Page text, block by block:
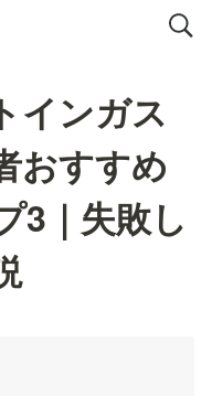
インガス
おすすめ
3｜失敗し